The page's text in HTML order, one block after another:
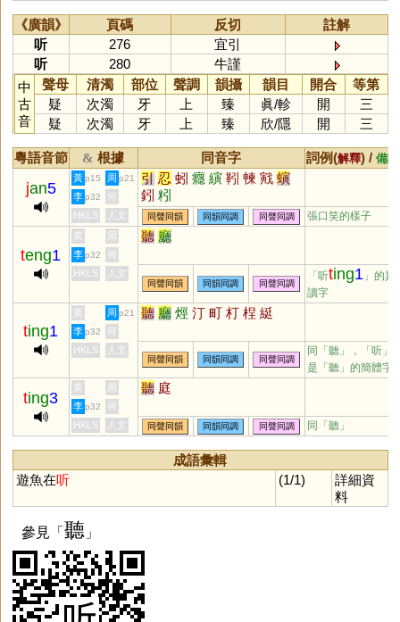
《廣韻》 頁碼 反切
註解
听
276
宜引
听
280
牛謹
中
古
音
聲母 清濁 部位 聲調 韻攝 韻目 開合
等第
疑
次濁 牙 上 臻 眞/軫 開
三
疑
次濁 牙 上 臻 欣/隱 開 三
粵語音節 & 根據 同音字 詞例(解釋) / 備註
jan5
黃 p15 周 p21 引 忍 蚓 癮 縯 靷 朄 戭 螾
鈏 粌
李 p32
何
HKLS
人文 同聲同韻 同韻同調 同聲同調 張口笑的樣子
teng1
黃 周 聽 廳
李 p32
何
HKLS
人文
同聲同韻 同韻同調 同聲同調
「听ting1 」的異
讀字
ting1
黃 周 p21 聽 廳 烴 汀 町 朾 桯 綎
李 p32
何
HKLS
人文
同聲同韻 同韻同調 同聲同調
同「聽 」，「听」
是「聽」的簡體字
ting3
黃 周 聽 庭
李 p32
何
HKLS
人文 同聲同韻 同韻同調 同聲同調 同「聽 」
成語彙輯
遊魚在听 (1/1)
詳細資
料
參見「 聽」